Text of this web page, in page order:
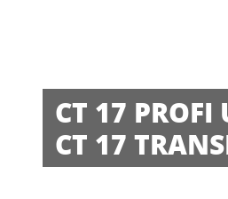
CT 17 PROFI
CT 17